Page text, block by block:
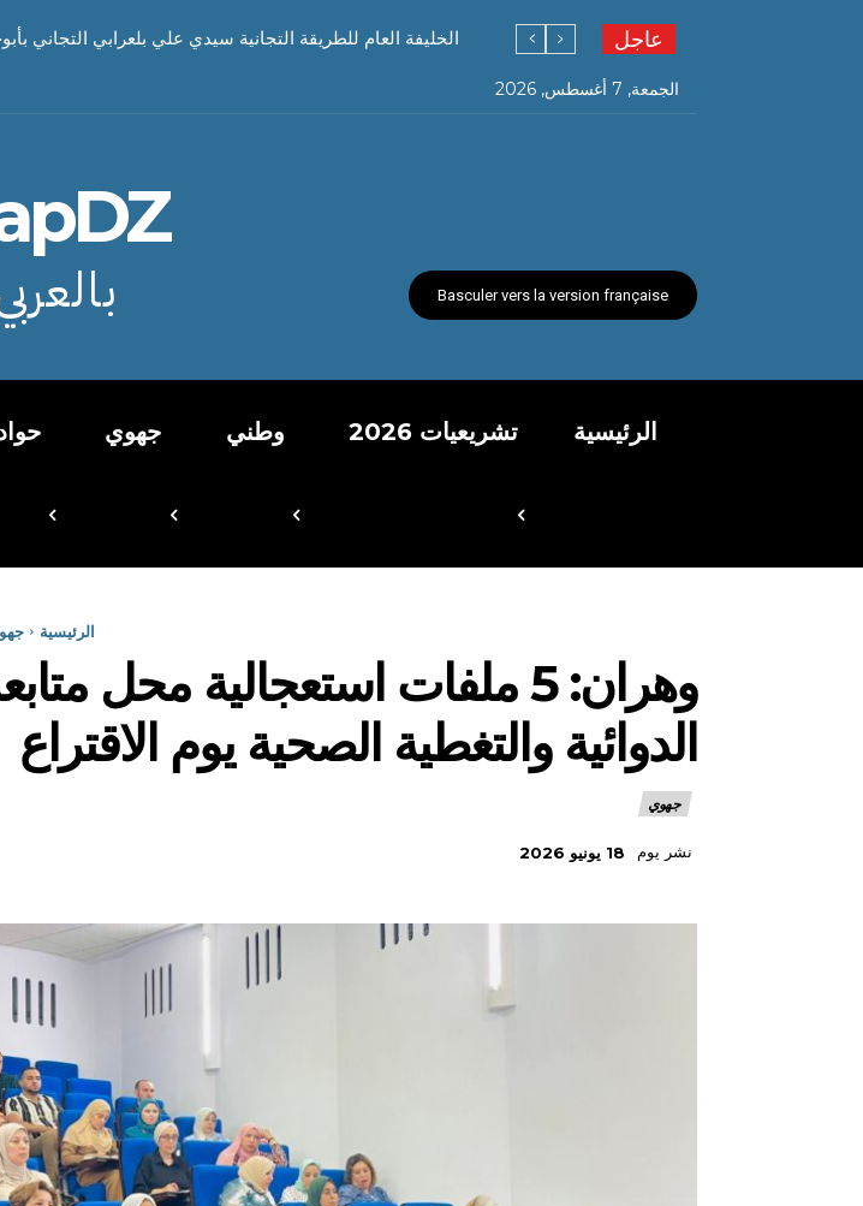
عاجل الخليفة العام للطريقة التجانية سيدي علي بلعرابي التجاني
الجمعة, 7 أغسطس, 2026
Basculer vers la version française
الرئيسية تشريعيات 2026 وطني جهوي
الرئيسية
وهران: 5 ملفات استعجالية محل
الدوائية والتغطية الصحية يوم الاقتراع
جهوي
نشر يوم 18 يونيو 2026